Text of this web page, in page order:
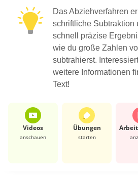
Das Abziehverfahren
schriftliche Subtraktion
schnell präzise
wie du große Zahlen
subtrahierst.
weitere Informationen
Text!
Videos
anschauen
Übungen
starten